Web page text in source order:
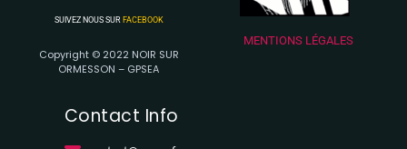
SUIVEZ NOUS SUR FACEBOOK
Copyright © 2022 NOIR SUR
ORMESSON – GPSEA
MENTIONS LÉGALES
Contact Info